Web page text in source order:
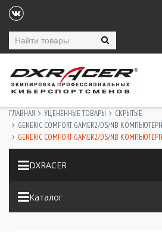
DXRACER
ГЛАВНАЯ УЦЕНЕННЫЕ ТОВАРЫ
СКРЫТЫЕ
GENERIC COMFORT GAMER2/DS/NB
GENERIC COMFORT GAMER2/DS/NB
Каталог